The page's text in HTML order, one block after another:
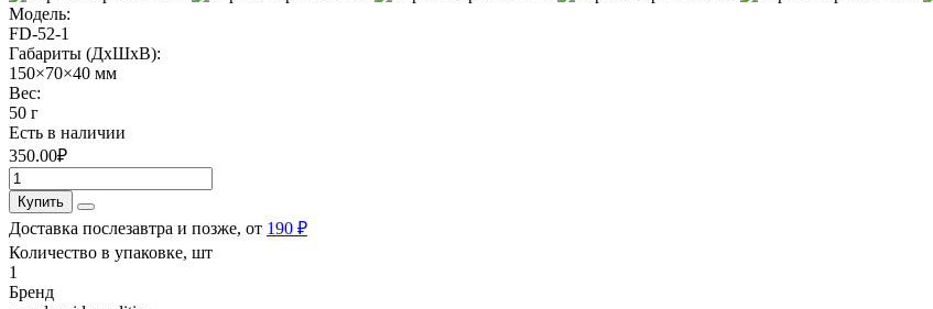
Модель:
FD-52-1
Габариты (ДхШхВ):
150×70×40 мм
Вес:
50 г
Есть в наличии
350.00₽
Купить
Доставка послезавтра и позже, от 190 ₽
Количество в упаковке, шт
1
Бренд